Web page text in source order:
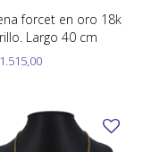
forcet en oro 18k
Largo 40 cm
1.515,00